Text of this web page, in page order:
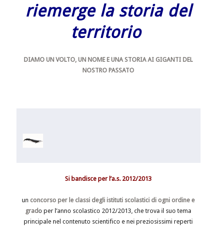
riemerge la storia del
territorio
DIAMO UN VOLTO, UN NOME E UNA STORIA AI GIGANTI DEL
NOSTRO PASSATO
Si bandisce per l’a.s. 2012/2013
un concorso per le classi degli istituti scolastici di ogni ordine e
grado per l’anno scolastico 2012/2013, che trova il suo tema
principale nel contenuto scientifico e nei preziosissimi reperti